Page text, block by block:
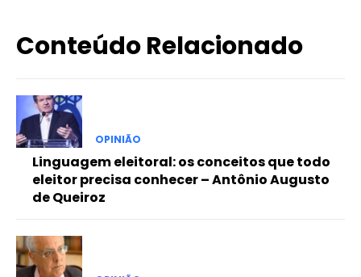
Conteúdo Relacionado
OPINIÃO
Linguagem eleitoral: os conceitos que todo
eleitor precisa conhecer – Antônio Augusto
de Queiroz